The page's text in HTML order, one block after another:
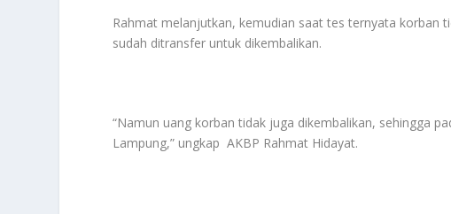
Rahmat melanjutkan, kemudian saat tes ternyata korban
sudah ditransfer untuk dikembalikan.
“Namun uang korban tidak juga dikembalikan, sehingga
Lampung,” ungkap AKBP Rahmat Hidayat.